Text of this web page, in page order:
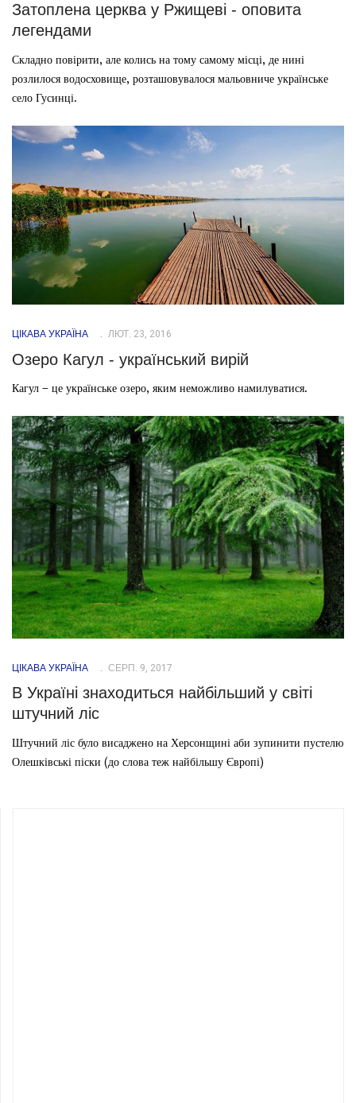
Затоплена церква у Ржищеві - оповита
легендами
Складно повірити, але колись на тому самому місці, де нині
розлилося водосховище, розташовувалося мальовниче українське
село Гусинці.
ЦІКАВА УКРАЇНА ЛЮТ. 23, 2016
Озеро Кагул - український вирій
Кагул – це українське озеро, яким неможливо намилуватися.
ЦІКАВА УКРАЇНА СЕРП. 9, 2017
В Україні знаходиться найбільший у світі
штучний ліс
Штучний ліс було висаджено на Херсонщині аби зупинити пустелю
Олешківські піски (до слова теж найбільшу Європі)